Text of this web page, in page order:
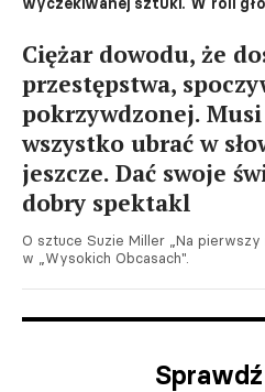
Ciężar dowodu, że
przestępstwa,
pokrzywdzonej.
wszystko ubrać w
jeszcze. Dać swoje
dobry spektakl
O sztuce Suzie Miller „Na
w „Wysokich Obcasach".